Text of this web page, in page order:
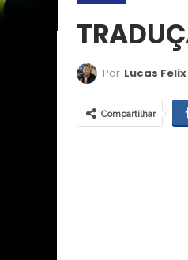
Por Lucas Felix
Compartilhar